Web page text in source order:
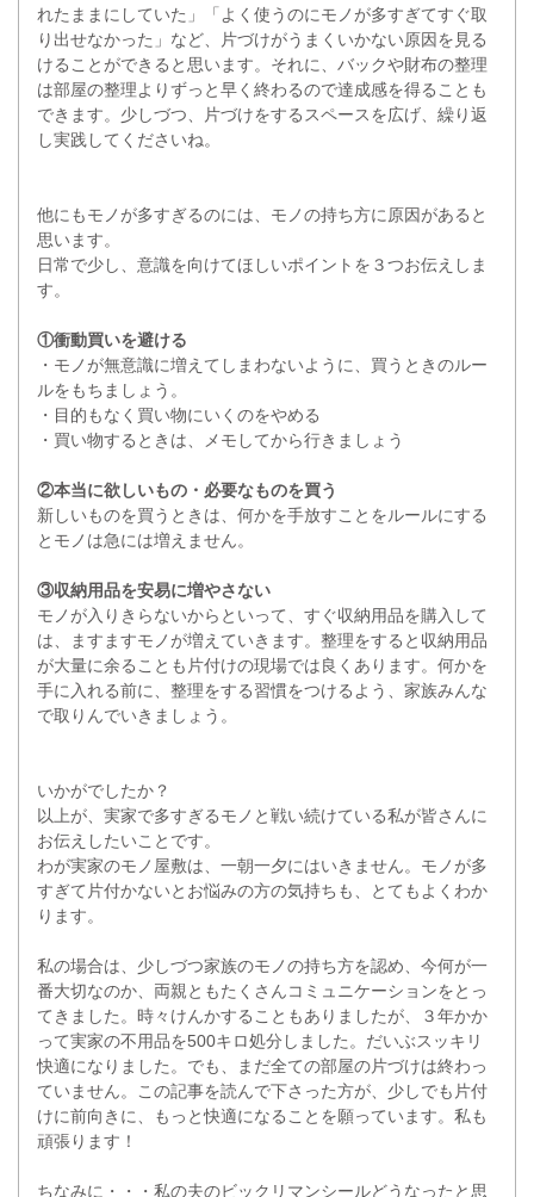
れたままにしていた」「よく使うのにモノが多すぎてすぐ取
り出せなかった」など、片づけがうまくいかない原因を見る
けることができると思います。それに、バックや財布の整理
は部屋の整理よりずっと早く終わるので達成感を得ることも
できます。少しづつ、片づけをするスペースを広げ、繰り返
し実践してくださいね。
他にもモノが多すぎるのには、モノの持ち方に原因があると
思います。
日常で少し、意識を向けてほしいポイントを３つお伝えしま
す。
①衝動買いを避ける
・モノが無意識に増えてしまわないように、買うときのルー
ルをもちましょう。
・目的もなく買い物にいくのをやめる
・買い物するときは、メモしてから行きましょう
②本当に欲しいもの・必要なものを買う
新しいものを買うときは、何かを手放すことをルールにする
とモノは急には増えません。
③収納用品を安易に増やさない
モノが入りきらないからといって、すぐ収納用品を購入して
は、ますますモノが増えていきます。整理をすると収納用品
が大量に余ることも片付けの現場では良くあります。何かを
手に入れる前に、整理をする習慣をつけるよう、家族みんな
で取りんでいきましょう。
いかがでしたか？
以上が、実家で多すぎるモノと戦い続けている私が皆さんに
お伝えしたいことです。
わが実家のモノ屋敷は、一朝一夕にはいきません。モノが多
すぎて片付かないとお悩みの方の気持ちも、とてもよくわか
ります。
私の場合は、少しづつ家族のモノの持ち方を認め、今何が一
番大切なのか、両親ともたくさんコミュニケーションをとっ
てきました。時々けんかすることもありましたが、３年かか
って実家の不用品を500キロ処分しました。だいぶスッキリ
快適になりました。でも、まだ全ての部屋の片づけは終わっ
ていません。この記事を読んで下さった方が、少しでも片付
けに前向きに、もっと快適になることを願っています。私も
頑張ります！
ちなみに・・・私の夫のビックリマンシールどうなったと思